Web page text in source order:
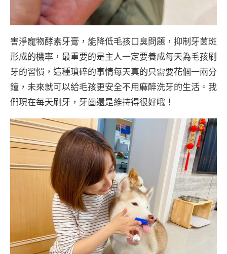
害淨寵物酵素牙膏，能降低毛孩口臭問題，抑制牙菌斑
形成的機率，最重要的是主人一定要養成每天為毛孩刷
牙的習慣，這種瑣碎的事情每天真的只需要花個一兩分
鐘，未來就可以給毛孩更安全不用麻醉洗牙的生活。我
們現在每天刷牙，牙齒還是維持得很好哦！